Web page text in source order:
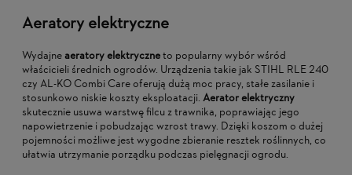
Aeratory elektryczne
Wydajneaeratory elektryczneto popularny wybór wśród
właścicieli średnich ogrodów. Urządzenia takie jak STIHL RLE 240
czy AL-KO Combi Care oferują dużą moc pracy, stałe zasilanie i
stosunkowo niskie koszty eksploatacji. Aerator elektryczny
skutecznie usuwa warstwę filcu z trawnika, poprawiając jego
napowietrzenie i pobudzając wzrost trawy. Dzięki koszom o dużej
pojemności możliwe jest wygodne zbieranie resztek roślinnych, co
ułatwia utrzymanie porządku podczas pielęgnacji ogrodu.